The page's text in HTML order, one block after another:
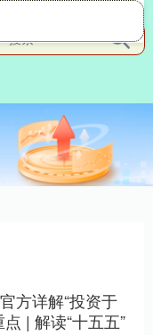
方详解“投资于
| 解读“十五五”